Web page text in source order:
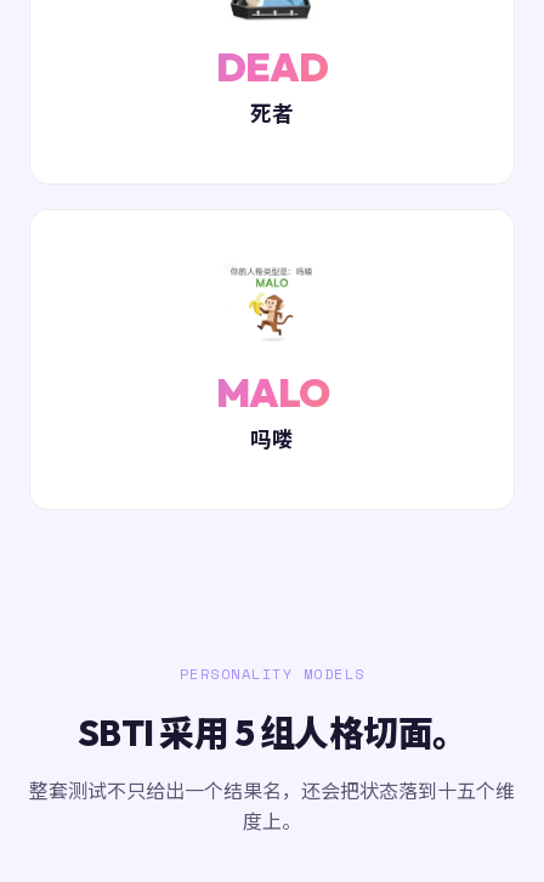
DEAD
死者
MALO
吗喽
PERSONALITY MODELS
SBTI 采用 5 组人格切面。
整套测试不只给出一个结果名，还会把状态落到十五个维
度上。